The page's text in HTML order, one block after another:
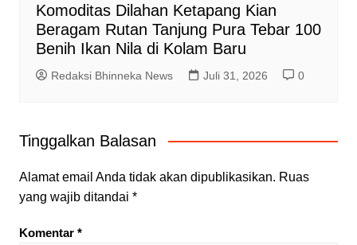
Komoditas Dilahan Ketapang Kian
Beragam Rutan Tanjung Pura Tebar 100
Benih Ikan Nila di Kolam Baru
Redaksi Bhinneka News Juli 31, 2026 0
Tinggalkan Balasan
Alamat email Anda tidak akan dipublikasikan. Ruas
yang wajib ditandai *
Komentar *